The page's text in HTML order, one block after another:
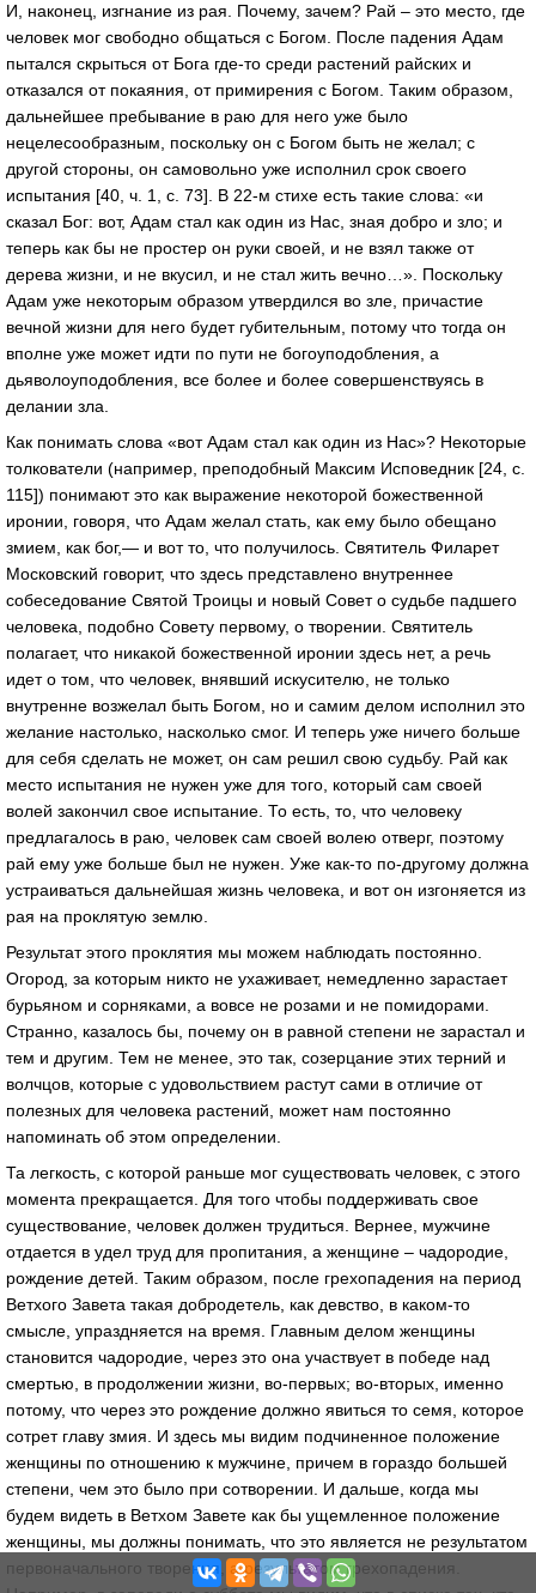
И, наконец, изгнание из рая. Почему, зачем? Рай – это место, где
человек мог свободно общаться с Богом. После падения Адам
пытался скрыться от Бога где-то среди растений райских и
отказался от покаяния, от примирения с Богом. Таким образом,
дальнейшее пребывание в раю для него уже было
нецелесообразным, поскольку он с Богом быть не желал; с
другой стороны, он самовольно уже исполнил срок своего
испытания [40, ч. 1, с. 73]. В 22-м стихе есть такие слова: «и
сказал Бог: вот, Адам стал как один из Нас, зная добро и зло; и
теперь как бы не простер он руки своей, и не взял также от
дерева жизни, и не вкусил, и не стал жить вечно…». Поскольку
Адам уже некоторым образом утвердился во зле, причастие
вечной жизни для него будет губительным, потому что тогда он
вполне уже может идти по пути не богоуподобления, а
дьяволоуподобления, все более и более совершенствуясь в
делании зла.
Как понимать слова «вот Адам стал как один из Нас»? Некоторые
толкователи (например, преподобный Максим Исповедник [24, с.
115]) понимают это как выражение некоторой божественной
иронии, говоря, что Адам желал стать, как ему было обещано
змием, как бог,— и вот то, что получилось. Святитель Филарет
Московский говорит, что здесь представлено внутреннее
собеседование Святой Троицы и новый Совет о судьбе падшего
человека, подобно Совету первому, о творении. Святитель
полагает, что никакой божественной иронии здесь нет, а речь
идет о том, что человек, внявший искусителю, не только
внутренне возжелал быть Богом, но и самим делом исполнил это
желание настолько, насколько смог. И теперь уже ничего больше
для себя сделать не может, он сам решил свою судьбу. Рай как
место испытания не нужен уже для того, который сам своей
волей закончил свое испытание. То есть, то, что человеку
предлагалось в раю, человек сам своей волею отверг, поэтому
рай ему уже больше был не нужен. Уже как-то по-другому должна
устраиваться дальнейшая жизнь человека, и вот он изгоняется из
рая на проклятую землю.
Результат этого проклятия мы можем наблюдать постоянно.
Огород, за которым никто не ухаживает, немедленно зарастает
бурьяном и сорняками, а вовсе не розами и не помидорами.
Странно, казалось бы, почему он в равной степени не зарастал и
тем и другим. Тем не менее, это так, созерцание этих терний и
волчцов, которые с удовольствием растут сами в отличие от
полезных для человека растений, может нам постоянно
напоминать об этом определении.
Та легкость, с которой раньше мог существовать человек, с этого
момента прекращается. Для того чтобы поддерживать свое
существование, человек должен трудиться. Вернее, мужчине
отдается в удел труд для пропитания, а женщине – чадородие,
рождение детей. Таким образом, после грехопадения на период
Ветхого Завета такая добродетель, как девство, в каком-то
смысле, упраздняется на время. Главным делом женщины
становится чадородие, через это она участвует в победе над
смертью, в продолжении жизни, во-первых; во-вторых, именно
потому, что через это рождение должно явиться то семя, которое
сотрет главу змия. И здесь мы видим подчиненное положение
женщины по отношению к мужчине, причем в гораздо большей
степени, чем это было при сотворении. И дальше, когда мы
будем видеть в Ветхом Завете как бы ущемленное положение
женщины, мы должны понимать, что это является не результатом
первоначального творения, а результатом грехопадения.